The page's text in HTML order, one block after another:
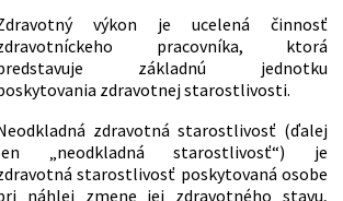
združení, neziskových organizácií,
nadácií, cirkví a náboženských
spoločností, ktoré poskytujú ženám
finančnú, materiálnu a psychologickú
pomoc v tehotenstve
Vyhláška Ministerstva vnútra
Slovenskej republiky o organizácii
poskytovania zdravotnej starostlivosti
v pôsobnosti Ministerstva vnútra
Zákon, ktorým sa mení a dopĺňa zákon
č. 140/1998 Z. z. o liekoch a
zdravotníckych pomôckach, o zmene
zákona č. 455/1991 Zb. o
(živnostenský zákon) v znení
neskorších predpisov a o zmene a
doplnení zákona Národnej rady
výkon je ucelená činnosť
pracovníka, ktorá
základnú jednotku
zdravotnej starostlivosti.
zdravotná starostlivosť (ďalej
„neodkladná starostlivosť“) je
starostlivosť poskytovaná osobe
náhlej zmene jej zdravotného stavu,